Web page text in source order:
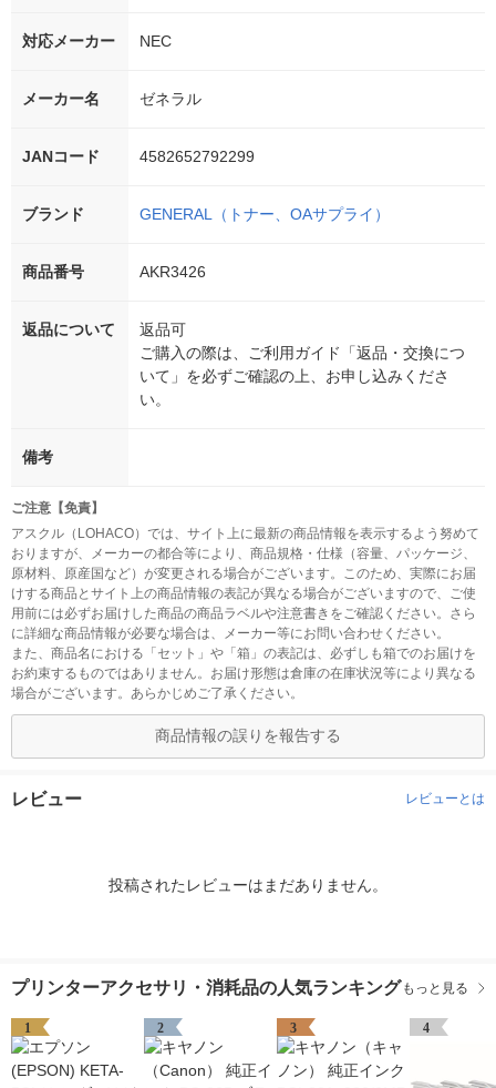
対応メーカー NEC
メーカー名 ゼネラル
JANコード 4582652792299
ブランド GENERAL（トナー、OAサプライ）
商品番号 AKR3426
返品について
返品可
ご購入の際は、ご利用ガイド「返品・交換につ
いて」を必ずご確認の上、お申し込みくださ
い。
備考
ご注意【免責】
アスクル（LOHACO）では、サイト上に最新の商品情報を表示するよう努めて
おりますが、メーカーの都合等により、商品規格・仕様（容量、パッケージ、
原材料、原産国など）が変更される場合がございます。このため、実際にお届
けする商品とサイト上の商品情報の表記が異なる場合がございますので、ご使
用前には必ずお届けした商品の商品ラベルや注意書きをご確認ください。さら
に詳細な商品情報が必要な場合は、メーカー等にお問い合わせください。
また、商品名における「セット」や「箱」の表記は、必ずしも箱でのお届けを
お約束するものではありません。お届け形態は倉庫の在庫状況等により異なる
場合がございます。あらかじめご了承ください。
商品情報の誤りを報告する
レビュー レビューとは
投稿されたレビューはまだありません。
プリンターアクセサリ・消耗品の人気ランキング もっと見る
1 2 3 4